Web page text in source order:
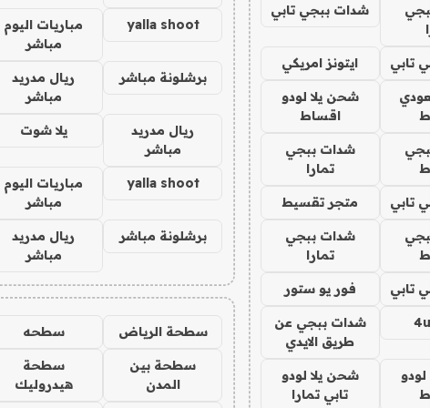
شدات ببجي تابي
تابي ايتونز امريكي
شحن يلا لودو
اقساط
شدات ببجي
تمارا
تابي متجر تقسيط
شدات ببجي
تمارا
تابي فور يو ستور
شدات ببجي عن
طريق الايدي
شحن يلا لودو
تابي تمارا
yalla shoot
مباريات اليوم
مباشر
برشلونة مباشر
ريال مدريد
مباشر
ريال مدريد
مباشر
يلا شوت
yalla shoot
مباريات اليوم
مباشر
برشلونة مباشر
ريال مدريد
مباشر
سطحة الرياض سطحه
سطحة بين
المدن
سطحة
هيدروليك